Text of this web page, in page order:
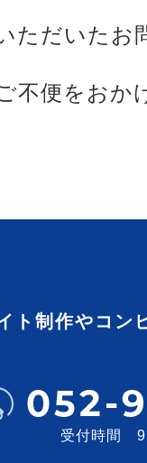
ただいたお
不便をおか
ト制作やコン
受付時間 9